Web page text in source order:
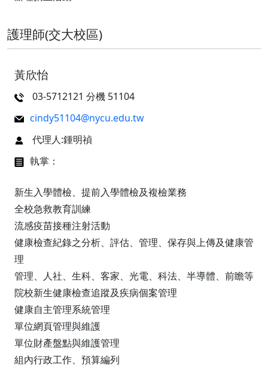
護理師(交大校區)
黃欣怡
03-5712121 分機 51104
cindy51104@nycu.edu.tw
代理人:鍾明禎
執掌：
新生入學體檢、提前入學體檢及複檢業務
全校急救教育訓練
流感疫苗接種注射活動
健康檢查紀錄之分析、評估、管理、保存與上傳及健康管
理
管理、人社、生科、客家、光電、科法、半導體、前瞻等
院校新生健康檢查追蹤及疾病個案管理
健康自主管理系統管理
單位網頁管理與維護
單位財產盤點與維護管理
組內行政工作、預算編列